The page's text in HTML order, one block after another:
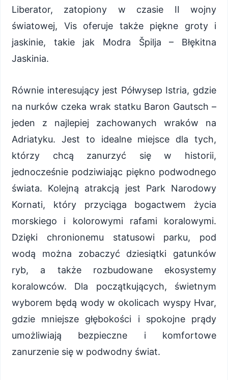
Liberator, zatopiony w czasie II wojny
światowej, Vis oferuje także piękne groty i
jaskinie, takie jak Modra Špilja – Błękitna
Jaskinia.
Równie interesujący jest Półwysep Istria, gdzie
na nurków czeka wrak statku Baron Gautsch –
jeden z najlepiej zachowanych wraków na
Adriatyku. Jest to idealne miejsce dla tych,
którzy chcą zanurzyć się w historii,
jednocześnie podziwiając piękno podwodnego
świata. Kolejną atrakcją jest Park Narodowy
Kornati, który przyciąga bogactwem życia
morskiego i kolorowymi rafami koralowymi.
Dzięki chronionemu statusowi parku, pod
wodą można zobaczyć dziesiątki gatunków
ryb, a także rozbudowane ekosystemy
koralowców. Dla początkujących, świetnym
wyborem będą wody w okolicach wyspy Hvar,
gdzie mniejsze głębokości i spokojne prądy
umożliwiają bezpieczne i komfortowe
zanurzenie się w podwodny świat.